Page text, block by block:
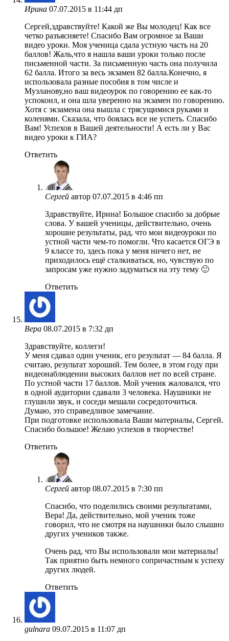
Ирина 07.07.2015 в 11:44 дп
Сергей,здравствуйте! Какой же Вы молодец! Как все
четко разъясняете! Спасибо Вам огромное за Ваши
видео уроки. Моя ученица сдала устную часть на 20
баллов! Жаль,что я нашла ваши уроки только после
письменной части. За письменную часть она получила
62 балла. Итого за весь экзамен 82 балла.Конечно, я
использовала разные пособия в том числе и
Музланову,но ваш видеоурок по говорению ее как-то
успокоил, и она шла уверенно на экзамен по говорению.
Хотя с экзамена она вышла с трясущимися руками и
коленями. Сказала, что боялась все не успеть. Спасибо
Вам! Успехов в Вашей деятельности! А есть ли у Вас
видео уроки к ГИА?
Ответить
Сергей автор 07.07.2015 в 4:46 пп
Здравствуйте, Ирина! Большое спасибо за добрые
слова. У вашей ученицы, действительно, очень
хорошие результаты, рад, что мои видеоуроки по
устной части чем-то помогли. Что касается ОГЭ в
9 классе то, здесь пока у меня ничего нет, не
приходилось ещё сталкиваться, но, чувствую по
запросам уже нужно задуматься на эту тему 🙂
Ответить
Вера 08.07.2015 в 7:32 дп
Здравствуйте, коллеги!
У меня сдавал один ученик, его результат — 84 балла. Я
считаю, результат хороший. Тем более, в этом году при
видеонаблюдении высоких баллов нет по всей стране.
По устной части 17 баллов. Мой ученик жаловался, что
в одной аудитории сдавали 3 человека. Наушники не
глушили звук, и соседи мешали сосредоточиться.
Думаю, это справедливое замечание.
При подготовке использовала Ваши материалы, Сергей.
Спасибо большое! Желаю успехов в творчестве!
Ответить
Сергей автор 08.07.2015 в 7:30 пп
Спасибо, что поделились своими результатами,
Вера! Да, действительно, мой ученик тоже
говорил, что не смотря на наушники было слышно
других учеников также.
Очень рад, что Вы использовали мои материалы!
Так приятно быть немного сопричастным к успеху
других людей.
Ответить
gulnara 09.07.2015 в 11:07 дп